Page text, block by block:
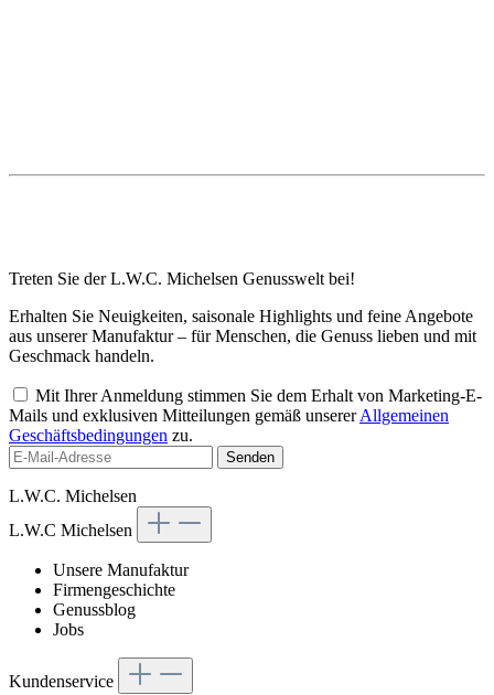
Treten Sie der L.W.C. Michelsen Genusswelt bei!
Erhalten Sie Neuigkeiten, saisonale Highlights und feine Angebote
aus unserer Manufaktur – für Menschen, die Genuss lieben und mit
Geschmack handeln.
Mit Ihrer Anmeldung stimmen Sie dem Erhalt von Marketing-E-
Mails und exklusiven Mitteilungen gemäß unsererAllgemeinen
Geschäftsbedingungen zu.
Senden
L.W.C. Michelsen
L.W.C Michelsen
Unsere Manufaktur
Firmengeschichte
Genussblog
Jobs
Kundenservice